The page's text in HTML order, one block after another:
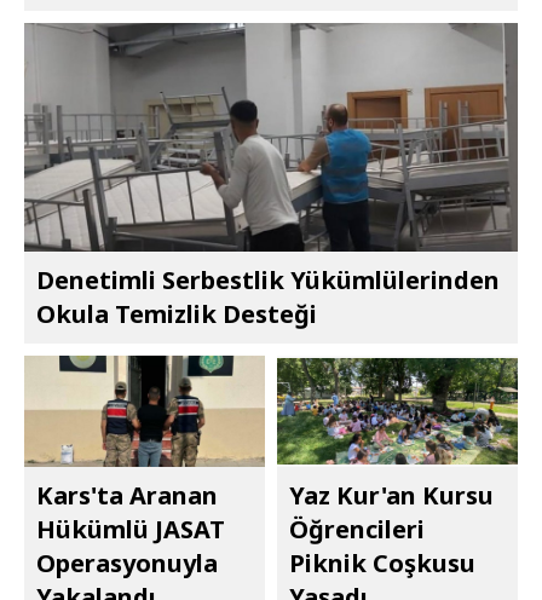
Denetimli Serbestlik Yükümlülerinden
Okula Temizlik Desteği
Kars'ta Aranan
Hükümlü JASAT
Operasyonuyla
Yaz Kur'an Kursu
Öğrencileri
Piknik Coşkusu